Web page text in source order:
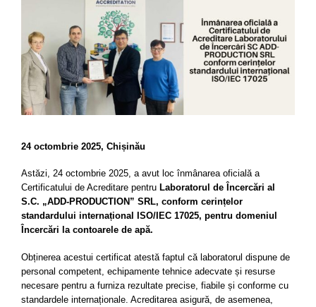
24 octombrie 2025, Chișinău
Astăzi, 24 octombrie 2025, a avut loc înmânarea oficială a
Certificatului de Acreditare pentru Laboratorul de Încercări al
S.C. „ADD-PRODUCTION” SRL, conform cerințelor
standardului internațional ISO/IEC 17025, pentru domeniul
Încercări la contoarele de apă.
Obținerea acestui certificat atestă faptul că laboratorul dispune de
personal competent, echipamente tehnice adecvate și resurse
necesare pentru a furniza rezultate precise, fiabile și conforme cu
standardele internaționale. Acreditarea asigură, de asemenea,